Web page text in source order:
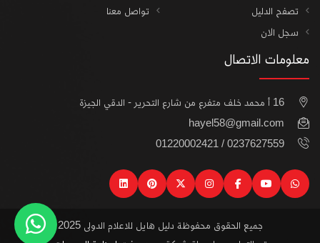
تصفح الدليل
تواصل معنا
سجل الان
معلومات الاتصال
16 أ محمد خلف متفرع من شارع التحرير - الدقي الجيزة
hayel58@gmail.com
0237627559 / 01220002421
watsapp
youtube
facebook
instagram
x
pinterest
linkedin
جميع الحقوق محفوظة دليل هايل للاعلام الدولى 2025